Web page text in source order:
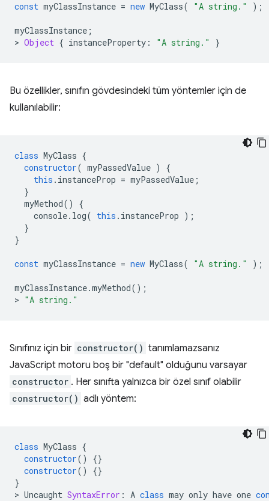
const myClassInstance = new MyClass( "A string." );
myClassInstance ;
> Object { instanceProperty : "A string." }
Bu özellikler, sınıfın gövdesindeki tüm yöntemler için de
kullanılabilir:
class MyClass {
constructor( myPassedValue )
{
this . instanceProp = myPassedValue ;
}
myMethod()
{
console. log( this . instanceProp );
}
}
const myClassInstance = new MyClass( "A string." );
myClassInstance.myMethod();
> "A string."
Sınıfınız için bir constructor() tanımlamazsanız
JavaScript motoru boş bir "default" olduğunu varsayar
constructor . Her sınıfta yalnızca bir özel sınıf olabilir
constructor() adlı yöntem:
class MyClass {
constructor()
{}
constructor()
{}
}
> Uncaught SyntaxError : A class may only have one